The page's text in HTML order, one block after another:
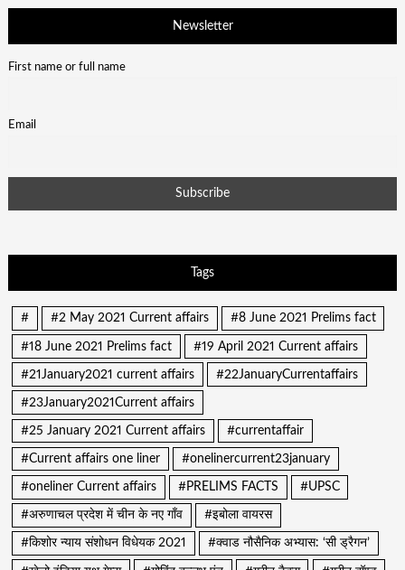
Newsletter
First name or full name
Email
Tags
# #2 May 2021 Current affairs #8 June 2021 Prelims fact
#18 June 2021 Prelims fact #19 April 2021 Current affairs
#21January2021 current affairs #22JanuaryCurrentaffairs
#23January2021Current affairs
#25 January 2021 Current affairs #currentaffair
#Current affairs one liner #onelinercurrent23january
#oneliner Current affairs #PRELIMS FACTS #UPSC
#अरुणाचल प्रदेश में चीन के नए गाँव #इबोला वायरस
#किशोर न्याय संशोधन विधेयक 2021 #क्वाड नौसैनिक अभ्यास: ‘सी ड्रैगन’